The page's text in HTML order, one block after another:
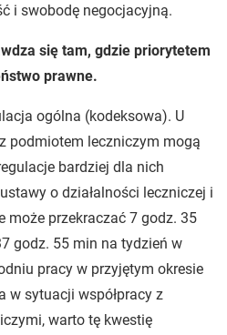
i swobodę negocjacyjną.
się tam, gdzie priorytetem
prawne.
ogólna (kodeksowa). U
podmiotem leczniczym mogą
bardziej dla nich
o działalności leczniczej i
może przekraczać 7 godz. 35
godz. 55 min na tydzień w
pracy w przyjętym okresie
w sytuacji współpracy z
warto tę kwestię